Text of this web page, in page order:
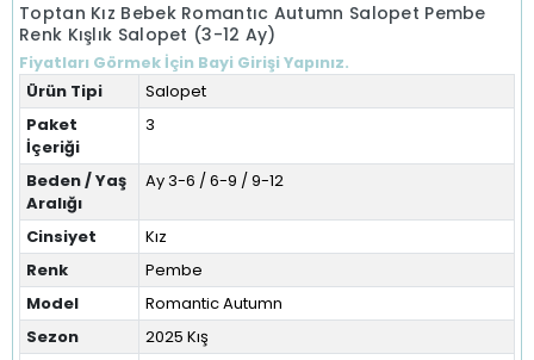
Toptan Kız Bebek Romantıc Autumn Salopet Pembe
Renk Kışlık Salopet (3-12 Ay)
Fiyatları Görmek İçin Bayi Girişi Yapınız.
Ürün Tipi
Salopet
Paket
İçeriği
3
Beden / Yaş
Aralığı
Ay 3-6 / 6-9 / 9-12
Cinsiyet
Kız
Renk
Pembe
Model
Romantic Autumn
Sezon
2025 Kış